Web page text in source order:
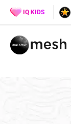
IQ KIDS